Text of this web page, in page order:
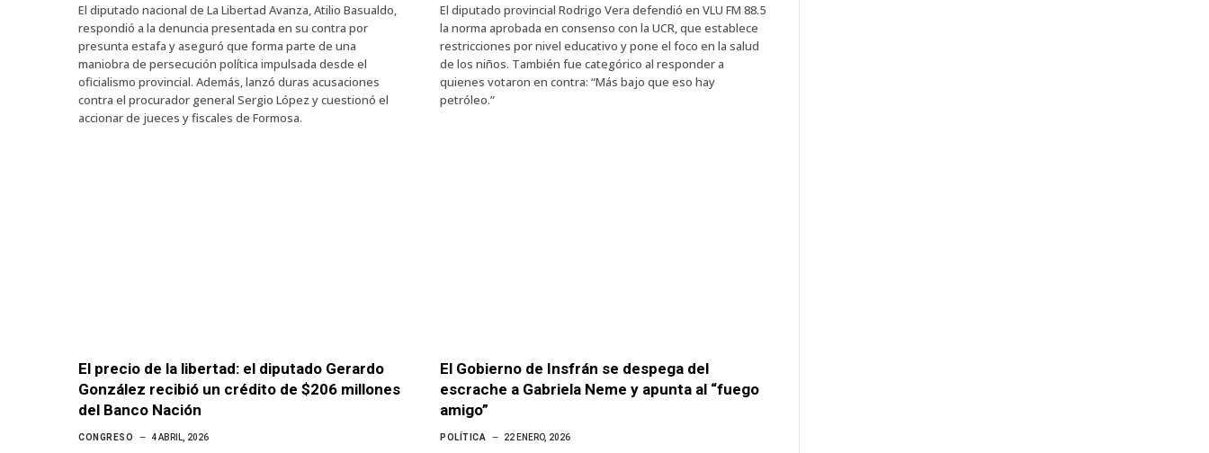
El diputado nacional de La Libertad Avanza, Atilio Basualdo,
respondió a la denuncia presentada en su contra por
presunta estafa y aseguró que forma parte de una
maniobra de persecución política impulsada desde el
oficialismo provincial. Además, lanzó duras acusaciones
contra el procurador general Sergio López y cuestionó el
accionar de jueces y fiscales de Formosa.
El diputado provincial Rodrigo Vera defendió en VLU FM 88.5
la norma aprobada en consenso con la UCR, que establece
restricciones por nivel educativo y pone el foco en la salud
de los niños. También fue categórico al responder a
quienes votaron en contra: “Más bajo que eso hay
petróleo.”
El precio de la libertad: el diputado Gerardo
González recibió un crédito de $206 millones
del Banco Nación
CONGRESO 4 ABRIL, 2026
El Gobierno de Insfrán se despega del
escrache a Gabriela Neme y apunta al “fuego
amigo”
POLÍTICA 22 ENERO, 2026